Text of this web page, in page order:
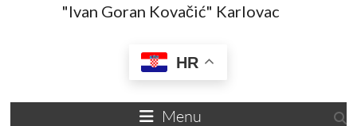
"Ivan Goran Kovačić" Karlovac
HR
Menu